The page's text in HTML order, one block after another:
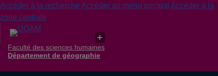
Accéder à la recherche Accéder au menu pricipal Accéder à la
zone centrale
Faculté des sciences humaines
Département de géographie